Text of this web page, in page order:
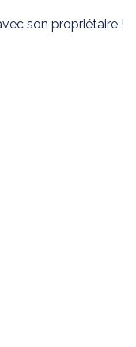
son propriétaire !